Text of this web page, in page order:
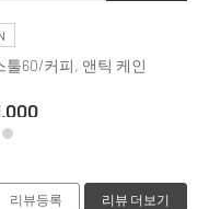
툴60/커피, 앤틱 케인
리뷰등록 리뷰 더보기